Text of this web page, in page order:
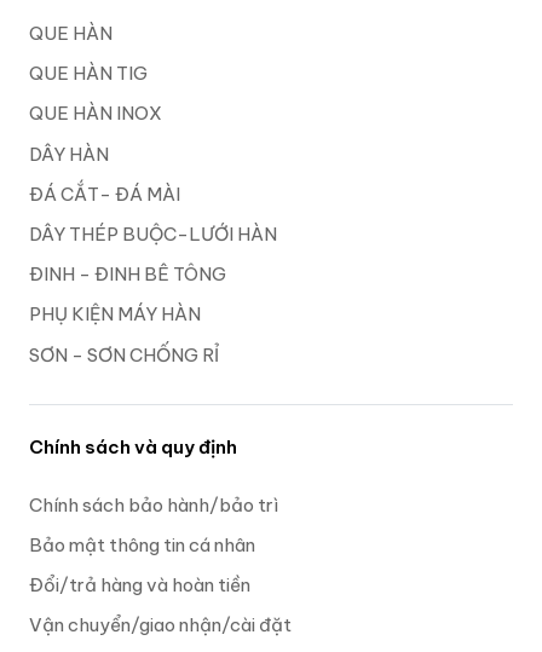
QUE HÀN
QUE HÀN TIG
QUE HÀN INOX
DÂY HÀN
ĐÁ CẮT- ĐÁ MÀI
DÂY THÉP BUỘC-LƯỚI HÀN
ĐINH - ĐINH BÊ TÔNG
PHỤ KIỆN MÁY HÀN
SƠN - SƠN CHỐNG RỈ
Chính sách và quy định
Chính sách bảo hành/bảo trì
Bảo mật thông tin cá nhân
Đổi/trả hàng và hoàn tiền
Vận chuyển/giao nhận/cài đặt